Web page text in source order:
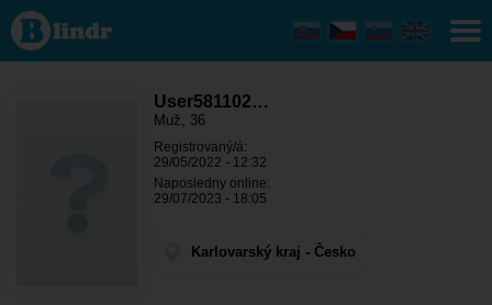
User581102191
- On hledá
někoho
Karlovarský
User581102…
Muž, 36
Registrovaný/á:
29/05/2022 - 12:32
Naposledny online:
29/07/2023 - 18:05
Karlovarský kraj - Česko